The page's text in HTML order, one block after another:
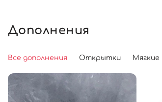
Дополнения
Все дополнения Открытки Мягкие